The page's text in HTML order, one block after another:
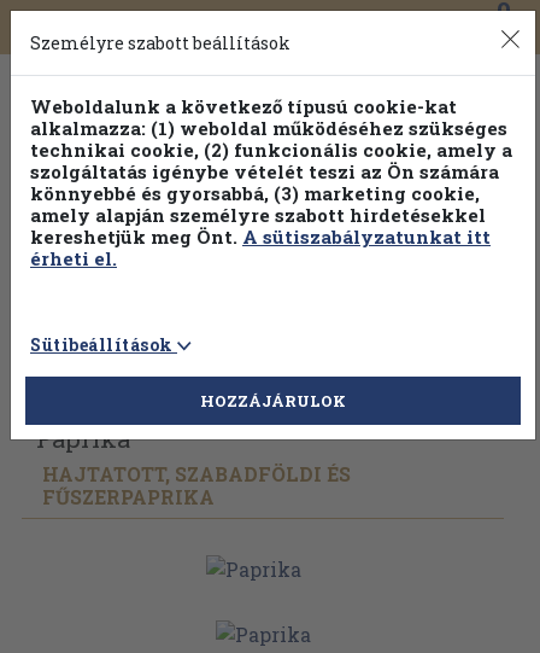
Toggle
navigation
0
Válogasson több mint 30 000 kötet közül
Hobbi témakörökben20% kedvezménnyel!
Vissza az előző oldalra Válasszon példányt
Paprika
HAJTATOTT, SZABADFÖLDI ÉS
FŰSZERPAPRIKA
Személyre szabott beállítások
Weboldalunk a következő típusú cookie-kat
alkalmazza: (1) weboldal működéséhez szükséges
technikai cookie, (2) funkcionális cookie, amely a
szolgáltatás igénybe vételét teszi az Ön számára
könnyebbé és gyorsabbá, (3) marketing cookie,
amely alapján személyre szabott hirdetésekkel
kereshetjük meg Önt. A sütiszabályzatunkat itt
érheti el.
Sütibeállítások
HOZZÁJÁRULOK